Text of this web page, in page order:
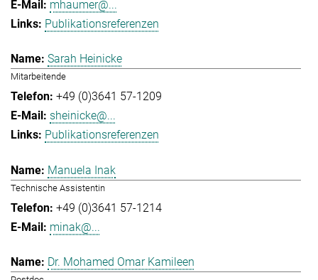
mhaumer@...
Publikationsreferenzen
Sarah Heinicke
Mitarbeitende
+49 (0)3641 57-1209
sheinicke@...
Publikationsreferenzen
Manuela Inak
Technische Assistentin
+49 (0)3641 57-1214
minak@...
Dr. Mohamed Omar Kamileen